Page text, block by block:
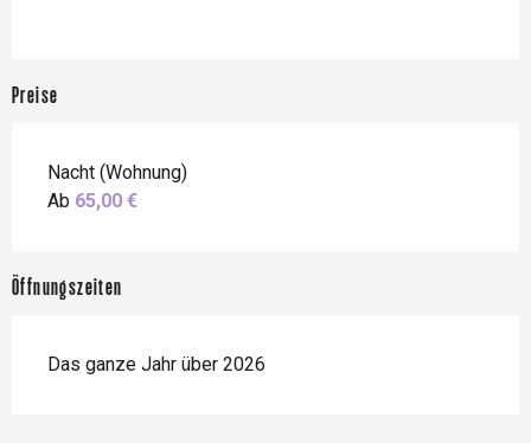
Preise
Nacht (Wohnung)
Ab 65,00 €
Öffnungszeiten
Das ganze Jahr über 2026